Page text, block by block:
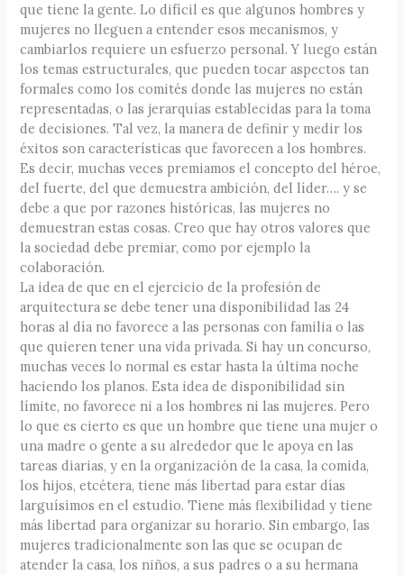
que tiene la gente. Lo difícil es que algunos hombres y
mujeres no lleguen a entender esos mecanismos, y
cambiarlos requiere un esfuerzo personal. Y luego están
los temas estructurales, que pueden tocar aspectos tan
formales como los comités donde las mujeres no están
representadas, o las jerarquías establecidas para la toma
de decisiones. Tal vez, la manera de definir y medir los
éxitos son características que favorecen a los hombres.
Es decir, muchas veces premiamos el concepto del héroe,
del fuerte, del que demuestra ambición, del líder…. y se
debe a que por razones históricas, las mujeres no
demuestran estas cosas. Creo que hay otros valores que
la sociedad debe premiar, como por ejemplo la
colaboración.
La idea de que en el ejercicio de la profesión de
arquitectura se debe tener una disponibilidad las 24
horas al día no favorece a las personas con familia o las
que quieren tener una vida privada. Si hay un concurso,
muchas veces lo normal es estar hasta la última noche
haciendo los planos. Esta idea de disponibilidad sin
límite, no favorece ni a los hombres ni las mujeres. Pero
lo que es cierto es que un hombre que tiene una mujer o
una madre o gente a su alrededor que le apoya en las
tareas diarias, y en la organización de la casa, la comida,
los hijos, etcétera, tiene más libertad para estar días
larguísimos en el estudio. Tiene más flexibilidad y tiene
más libertad para organizar su horario. Sin embargo, las
mujeres tradicionalmente son las que se ocupan de
atender la casa, los niños, a sus padres o a su hermana